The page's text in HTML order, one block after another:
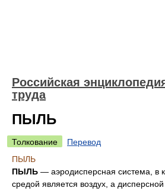
Российская
труда
ПЫЛЬ
Толкование
Перевод
ПЫЛЬ
ПЫЛЬ — аэродисперсная система, в
средой является воздух, а